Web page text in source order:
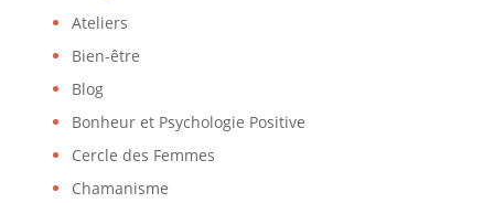
Ateliers
Bien-être
Blog
Bonheur et Psychologie Positive
Cercle des Femmes
Chamanisme